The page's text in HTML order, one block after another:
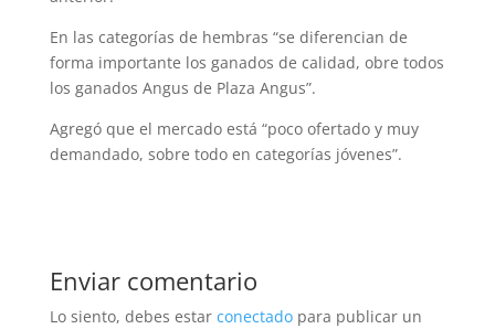
En las categorías de hembras “se diferencian de
forma importante los ganados de calidad, obre todos
los ganados Angus de Plaza Angus”.
Agregó que el mercado está “poco ofertado y muy
demandado, sobre todo en categorías jóvenes”.
Enviar comentario
Lo siento, debes estar conectadopara publicar un